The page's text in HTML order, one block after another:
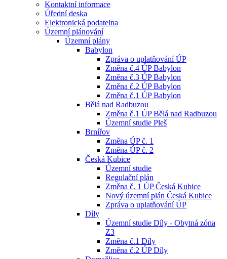
Kontaktní informace
Úřední deska
Elektronická podatelna
Územní plánování
Územní plány
Babylon
Zpráva o uplatňování ÚP
Změna č.4 ÚP Babylon
Změna č.3 ÚP Babylon
Změna č.2 ÚP Babylon
Změna č.1 ÚP Babylon
Bělá nad Radbuzou
Změna č.1 ÚP Bělá nad Radbuzou
Územní studie Pleš
Brnířov
Změna ÚP č. 1
Změna ÚP č. 2
Česká Kubice
Územní studie
Regulační plán
Změna č. 1 ÚP Česká Kubice
Nový územní plán Česká Kubice
Zpráva o uplatňování ÚP
Díly
Územní studie Díly - Obytná zóna
Z3
Změna č.1 Díly
Změna č.2 ÚP Díly